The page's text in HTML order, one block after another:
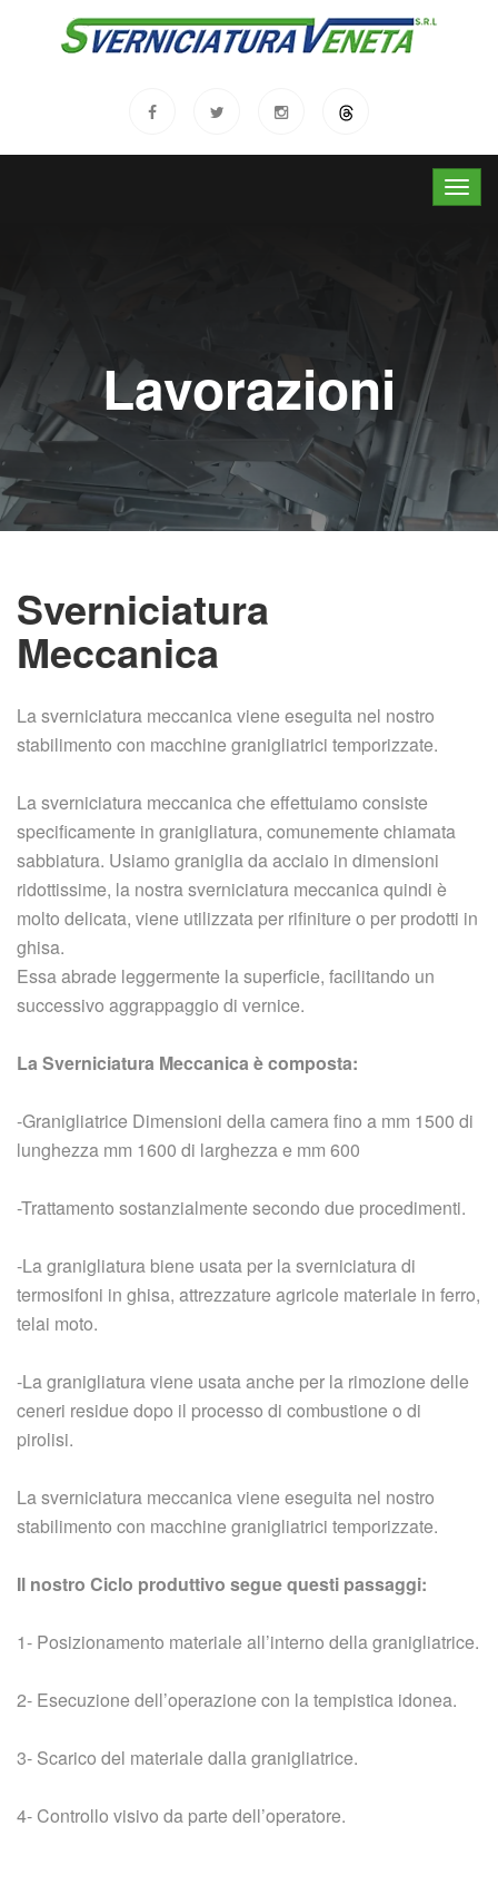
Lavorazioni
Sverniciatura
Meccanica
La sverniciatura meccanica viene eseguita nel nostro
stabilimento con macchine granigliatrici temporizzate.
La sverniciatura meccanica che effettuiamo consiste
specificamente in granigliatura, comunemente chiamata
sabbiatura. Usiamo graniglia da acciaio in dimensioni
ridottissime, la nostra sverniciatura meccanica quindi è
molto delicata, viene utilizzata per rifiniture o per prodotti in
ghisa.
Essa abrade leggermente la superficie, facilitando un
successivo aggrappaggio di vernice.
La Sverniciatura Meccanica è composta:
-Granigliatrice Dimensioni della camera fino a mm 1500 di
lunghezza mm 1600 di larghezza e mm 600
-Trattamento sostanzialmente secondo due procedimenti.
-La granigliatura biene usata per la sverniciatura di
termosifoni in ghisa, attrezzature agricole materiale in ferro,
telai moto.
-La granigliatura viene usata anche per la rimozione delle
ceneri residue dopo il processo di combustione o di
pirolisi.
La sverniciatura meccanica viene eseguita nel nostro
stabilimento con macchine granigliatrici temporizzate.
Il nostro Ciclo produttivo segue questi passaggi:
1- Posizionamento materiale all’interno della granigliatrice.
2- Esecuzione dell’operazione con la tempistica idonea.
3- Scarico del materiale dalla granigliatrice.
4- Controllo visivo da parte dell’operatore.